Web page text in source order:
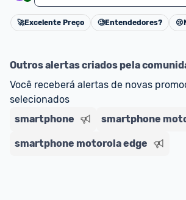
🚀Excelente Preço 🧐Entendedores? 😢
Outros alertas criados pela
Você receberá alertas de novas
selecionados
smartphone
smartphone
smartphone motorola edge